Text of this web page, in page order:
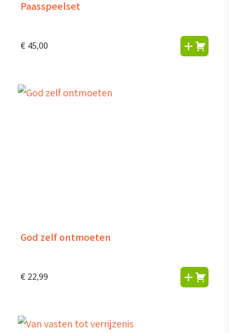
Paasspeelset
€ 45,00
God zelf ontmoeten
€ 22,99